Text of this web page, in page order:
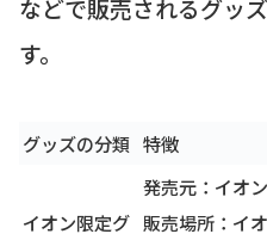
などで販売されるグッ
す。
グッズの分類 特徴
イオン限定グ
発売元：イオ
販売場所：イ